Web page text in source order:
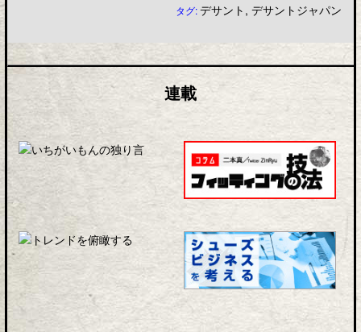
タグ:デサント ,デサントジャパン
連載